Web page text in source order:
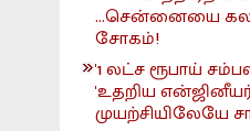
...சென்னையை
சோகம்!
'1 லட்ச ரூபாய்
'உதறிய
முயற்சியிலேயே